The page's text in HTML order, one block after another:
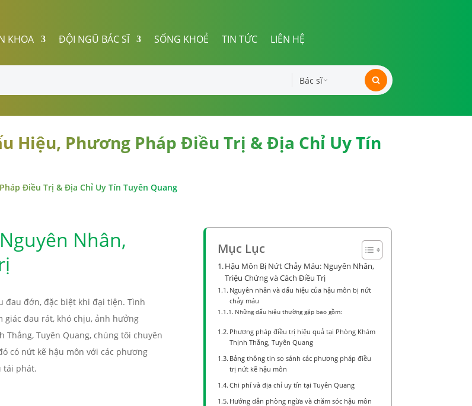
KHOA ĐỘI NGŨ BÁC SĨ SỐNG KHOẺ TIN TỨC LIÊN HỆ
Bác sĩ
Hiệu, Phương Pháp Điều Trị & Địa Chỉ Uy Tín
Điều Trị & Địa Chỉ Uy Tín Tuyên Quang
Nhân,
đau đớn, đặc biệt khi đại tiện. Tình
giác đau rát, khó chịu, ảnh hưởng
Tuyên Quang, chúng tôi chuyên
có nứt kẽ hậu môn với các phương
tái phát.
Mục Lục
Hậu Môn Bị Nứt Chảy Máu: Nguyên Nhân,
Triệu Chứng và Cách Điều Trị
Nguyên nhân và dấu hiệu của hậu môn bị nứt
chảy máu
Những dấu hiệu thường gặp bao gồm:
Phương pháp điều trị hiệu quả tại Phòng Khám
Thịnh Thắng, Tuyên Quang
Bảng thông tin so sánh các phương pháp điều
trị nứt kẽ hậu môn
Chi phí và địa chỉ uy tín tại Tuyên Quang
Hướng dẫn phòng ngừa và chăm sóc hậu môn